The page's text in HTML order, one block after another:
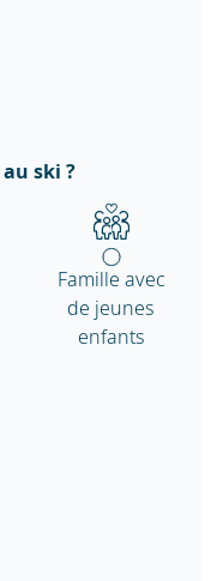
ski ?
Famille avec
de jeunes
enfants